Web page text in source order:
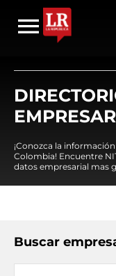
¡Conozca la
Colombia! Encuentre
datos empresarial mas
Buscar